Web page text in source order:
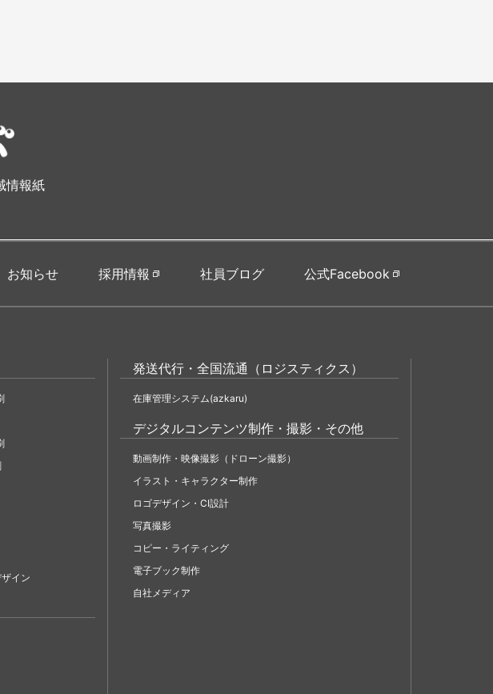
情報紙
お知らせ 採用情報 社員ブログ 公式Facebook
イン
発送代行・全国流通（ロジスティクス）
在庫管理システム(azkaru)
デジタルコンテンツ制作・撮影・その他
動画制作・映像撮影（ドローン撮影）
イラスト・キャラクター制作
ロゴデザイン・CI設計
写真撮影
コピー・ライティング
電子ブック制作
自社メディア